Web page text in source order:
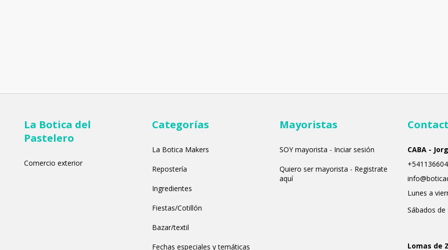
La Botica del
Pastelero
Comercio exterior
Categorías
La Botica Makers
Repostería
Ingredientes
Fiestas/Cotillón
Bazar/textil
Fechas especiales y temáticas
Mayoristas
SOY mayorista - Inciar sesión
Quiero ser mayorista - Registrate
aquí
CABA -
Lunes a
Sábados de
Lomas de